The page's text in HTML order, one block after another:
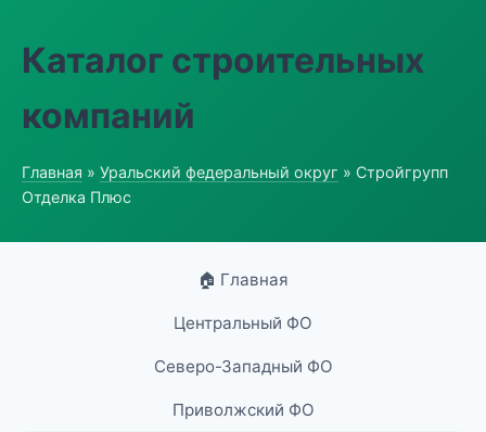
Каталог строительных
компаний
Главная » Уральский федеральный округ » Стройгрупп
Отделка Плюс
🏠 Главная
Центральный ФО
Северо-Западный ФО
Приволжский ФО